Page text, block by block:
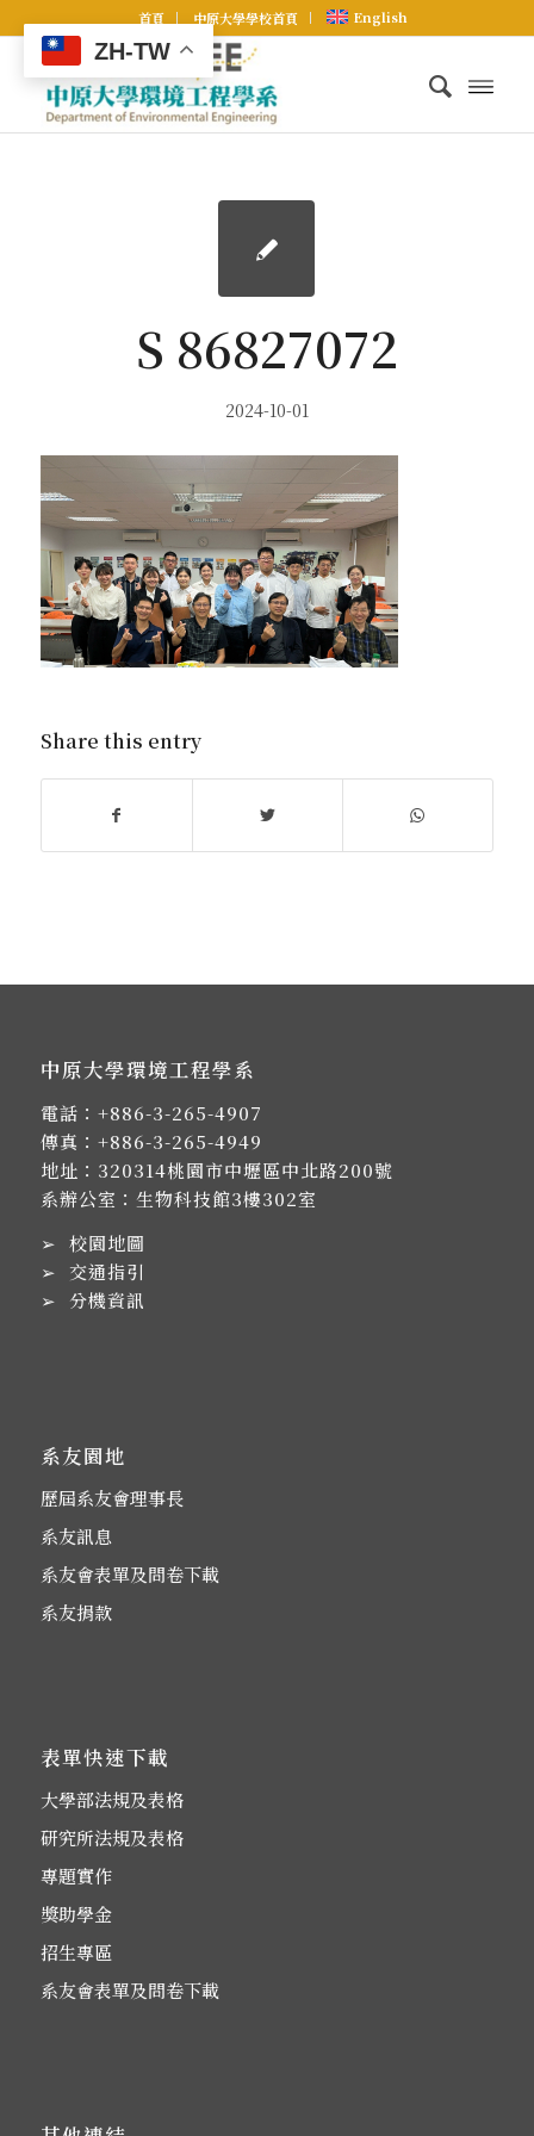
首頁 中原大學學校首頁 English
S 86827072
2024-10-01
Share this entry
中原大學環境工程學系
電話： +886-3-265-4907
傳真：+886-3-265-4949
地址： 320314桃園市中壢區中北路200號
系辦公室：生物科技館3樓302室
➢ 校園地圖
➢ 交通指引
➢ 分機資訊
系友園地
歷屆系友會理事長
系友訊息
系友會表單及問卷下載
系友捐款
表單快速下載
大學部法規及表格
研究所法規及表格
專題實作
獎助學金
招生專區
系友會表單及問卷下載
ZH-TW